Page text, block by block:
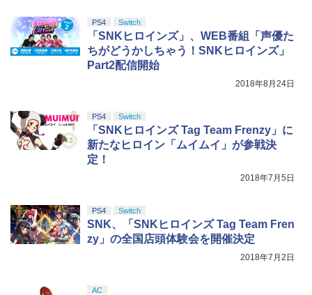
PS4 Switch
「SNKヒロインズ」、WEB番組「声優た
ちがどうかしちゃう！SNKヒロインズ」
Part2配信開始
2018年8月24日
PS4 Switch
「SNKヒロインズ Tag Team Frenzy」に
新たなヒロイン「ムイムイ」が参戦決
定！
2018年7月5日
PS4 Switch
SNK、「SNKヒロインズ Tag Team Fren
zy」の全国店頭体験会を開催決定
2018年7月2日
AC